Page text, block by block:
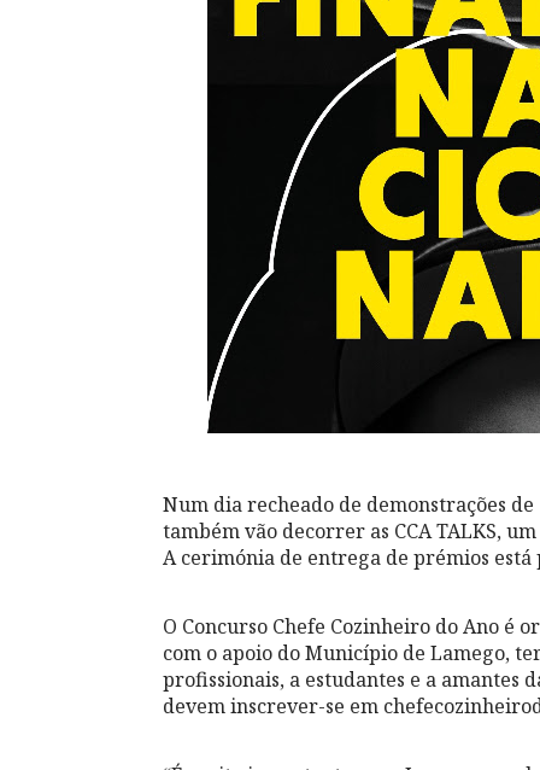
Num dia recheado de demonstrações
também vão decorrer as CCA TALKS,
A cerimónia de entrega de prémios está
O Concurso Chefe Cozinheiro do Ano é
com o apoio do Município de Lamego,
profissionais, a estudantes e a amantes
devem inscrever-se em